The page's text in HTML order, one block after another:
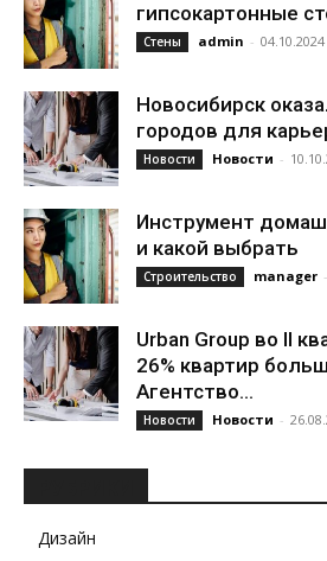
гипсокартонные
Стены admin - 04.10.2024
Новосибирск
городов для
Новости Новости -
Инструмент
и какой выбрать
Строительство manager -
Urban Group во II
26% квартир
Агентство...
Новости Новости -
Дизайн